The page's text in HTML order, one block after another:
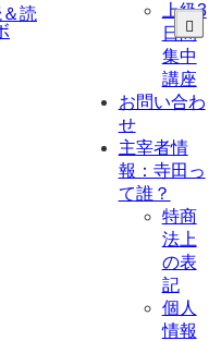
上級3
日間
集中
講座
お問い合わ
せ
主宰者情
報：寺田っ
て誰？
特商
法上
の表
記
個人
情報